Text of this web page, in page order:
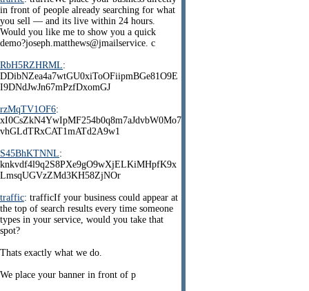
in front of people already searching for what
you sell — and its live within 24 hours.
Would you like me to show you a quick
demo?joseph.matthews@jmailservice. c
RbH5RZHRML:
DDibNZea4a7wtGU0xiToOFiipmBGe81O9E
I9DNdJwJn67mPzfDxomGJ
rzMqTV1OF6:
xI0CsZkN4YwIpMF254b0q8m7aJdvbW0Mo7
vhGLdTRxCAT1mATd2A9w1
S45BhKTNNL:
knkvdf4l9q2S8PXe9gO9wXjELKiMHpfK9x
LmsqUGVzZMd3KH58ZjNOr
traffic: trafficIf your business could appear at
the top of search results every time someone
types in your service, would you take that
spot?
Thats exactly what we do.
We place your banner in front of p